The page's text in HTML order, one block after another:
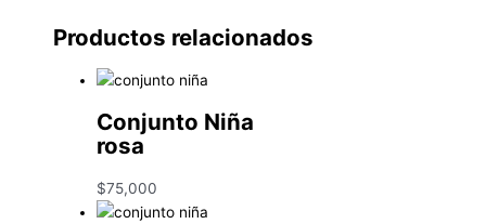
Productos relacionados
Conjunto Niña
rosa
$75,000